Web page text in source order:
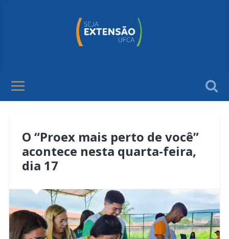
O “Proex mais perto de você”
acontece nesta quarta-feira,
dia 17